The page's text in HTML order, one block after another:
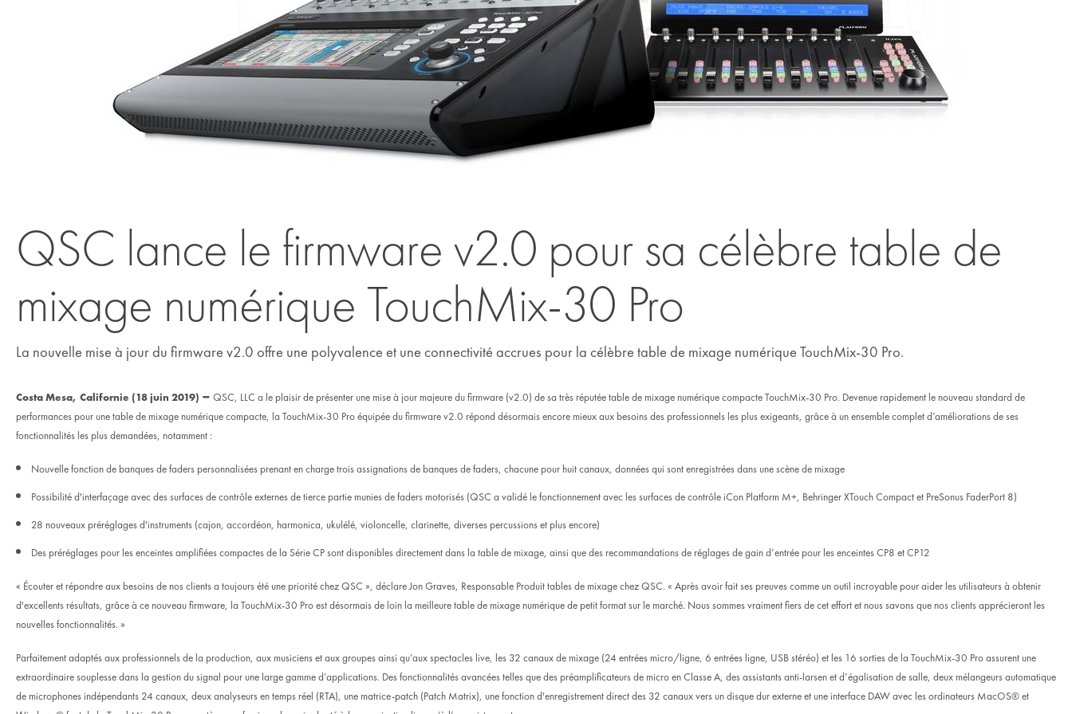
QSC lance le firmware v2.0 pour sa célèbre table de
mixage numérique TouchMix-30 Pro
La nouvelle mise à jour du firmware v2.0 offre une polyvalence et une connectivité accrues pour la célèbre table de mixage numérique TouchMix-30 Pro.
Costa Mesa, Californie (18 juin 2019) – QSC, LLC a le plaisir de présenter une mise à jour majeure dufirmware (v2.0) de sa très réputée table de mixage numérique compacteTouchMix-30 Pro. Devenue rapidement le nouveau standard de
performances pour une table de mixage numérique compacte, la TouchMix-30 Pro équipée du firmware v2.0 répond désormais encore mieux aux besoins des professionnels les plus exigeants, grâce à un ensemble complet d’améliorations de ses
fonctionnalités les plus demandées, notamment :
Nouvelle fonction de banques de faders personnalisées prenant en charge trois assignations de banques de faders, chacune pour huit canaux, données qui sont enregistrées dans une scène de mixage
Possibilité d'interfaçage avec des surfaces de contrôle externes de tierce partie munies de faders motorisés (QSC a validé le fonctionnement avec les surfaces de contrôle iCon Platform M+, Behringer XTouch Compact et PreSonus FaderPort 8)
28 nouveaux préréglages d'instruments (cajon, accordéon, harmonica, ukulélé, violoncelle, clarinette, diverses percussions et plus encore)
Des préréglages pour les enceintes amplifiées compactes de la Série CP sont disponibles directement dans la table de mixage, ainsi que des recommandations de réglages de gain d’entrée pour les enceintes CP8 et CP12
« Écouter et répondre aux besoins de nos clients a toujours été une priorité chez QSC », déclare Jon Graves, Responsable Produit tables de mixage chez QSC. « Après avoir fait ses preuves comme un outil incroyable pour aider les utilisateurs à obtenir
d'excellents résultats, grâce à ce nouveau firmware, la TouchMix-30 Pro est désormais de loin la meilleure table de mixage numérique de petit format sur le marché. Nous sommes vraiment fiers de cet effort et nous savons que nos clients apprécieront les
nouvelles fonctionnalités. »
Parfaitement adaptés aux professionnels de la production, aux musiciens et aux groupes ainsi qu’aux spectacles live, les 32 canaux de mixage (24 entrées micro/ligne, 6 entrées ligne, USB stéréo) et les 16 sorties de la TouchMix-30 Pro assurent une
extraordinaire souplesse dans la gestion du signal pour une large gamme d’applications. Des fonctionnalités avancées telles que des préamplificateurs de micro en Classe A, des assistants anti-larsen et d’égalisation de salle, deux mélangeurs automatique
de microphones indépendants 24 canaux, deux analyseurs en temps réel (RTA), une matrice-patch (Patch Matrix), une fonction d'enregistrement direct des 32 canaux vers un disque dur externe et une interface DAW avec les ordinateurs MacOS® et